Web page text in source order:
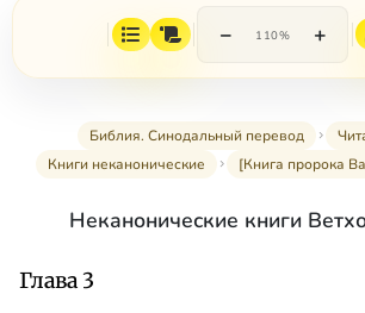
− 110% +
Библия. Синодальный перевод
Книги неканонические
[Книга пророка
Неканонические книги
Глава 3